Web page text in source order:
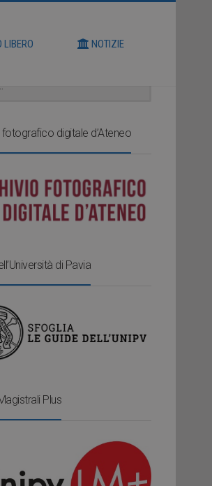
LIBERO NOTIZIE
digitale d’Ateneo
di Pavia
Plus